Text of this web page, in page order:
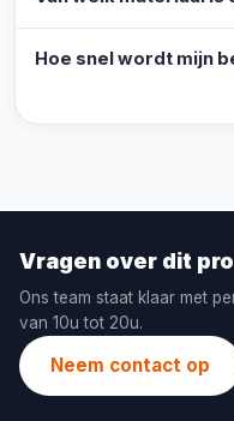
Hoe snel wordt mijn
Vragen over dit
Ons team staat klaar met
van 10u tot 20u.
Neem contact op